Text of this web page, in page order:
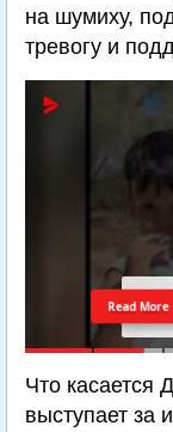
на шумиху,
тревогу и
Read More
Что касается
выступает